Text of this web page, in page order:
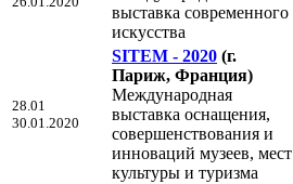
выставка современного
искусства
28.01
30.01.2020
SITEM - 2020 (г.
Париж, Франция)
Международная
выставка оснащения,
совершенствования и
инноваций музеев, мест
культуры и туризма